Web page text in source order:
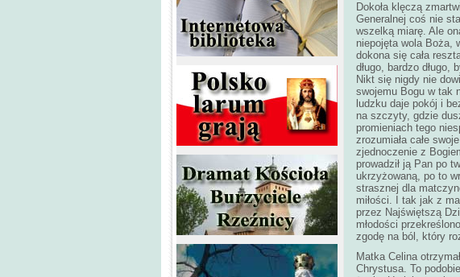
Dokoła klęczą
Generalnej coś nie
wszelką miarę. Ale
niepojęta wola Boża,
dokona się cała
długo, bardzo długo,
Nikt się nigdy nie
swojemu Bogu w tak
ludzku daje pokój i
na szczyty, gdzie
promieniach tego
zrozumiała całe
zjednoczenie z
prowadził ją Pan po
ukrzyżowaną, po to
strasznej dla
miłości. I tak jak z
przez Najświętszą
młodości
zgodę na ból, który
Matka Celina
Chrystusa. To